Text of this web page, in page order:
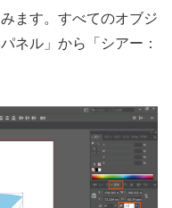
ます。すべてのオブジ
ネル」から「シアー：